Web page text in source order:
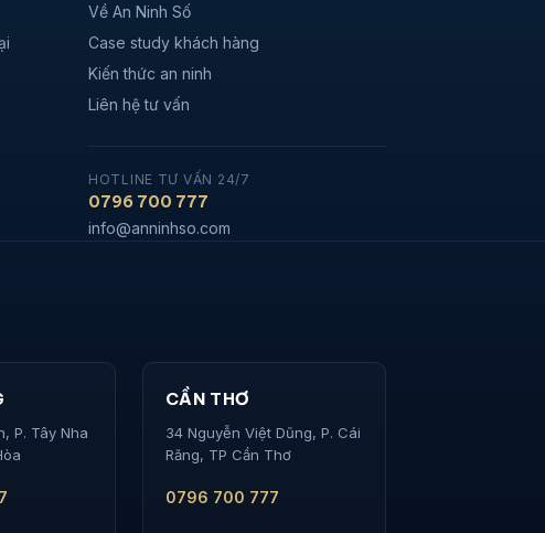
Về An Ninh Số
Case study khách hàng
Kiến thức an ninh
Liên hệ tư vấn
HOTLINE TƯ VẤN 24/7
0796 700 777
info@anninhso.com
P. Tây Nha
CẦN THƠ
34 Nguyễn Việt Dũng, P. Cái
Răng, TP Cần Thơ
0796 700 777